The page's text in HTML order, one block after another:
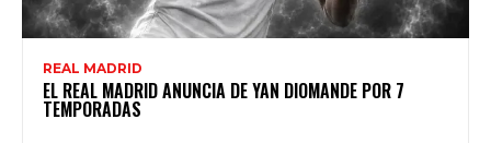
REAL MADRID
EL REAL MADRID ANUNCIA DE YAN DIOMANDE POR 7
TEMPORADAS